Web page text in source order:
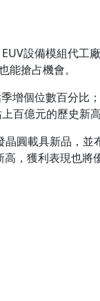
設備模組代工
搶占機會。
增個位數百分比
百億元的歷史新高
圓載具新品，並
，獲利表現也將